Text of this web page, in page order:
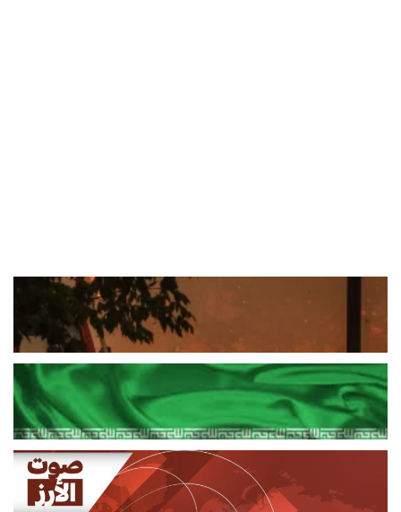
حرائق خارجة عن السيطرة في فرنسا
وإسبانيا..وإجلاء مئات الآلاف
اخبار دولية
عراقجي : ⁠إذا كان من المقرر إضافة ممر
جديد أو إلغاء...
اخبار دولية
وزارة النقل القطرية: استئناف أنشطة
الملاحة البحرية بشكل كامل لجميع
أنواع...